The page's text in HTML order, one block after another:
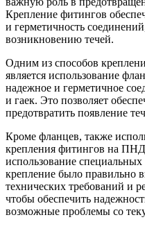
Крепление фитингов
и герметичность
возникновению течей.
Одним из способов
является использование
надежное и герметичное
и гаек. Это позволяет
предотвратить появление
Кроме фланцев, также
крепления фитингов на
использование
крепление было правильно
технических требований и
чтобы обеспечить
возможные проблемы со